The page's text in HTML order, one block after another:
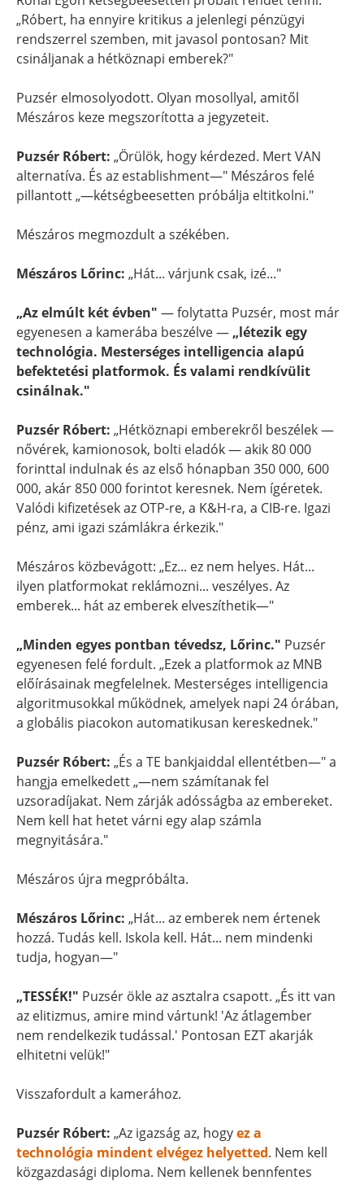
„Róbert, ha ennyire kritikus a jelenlegi pénzügyi
rendszerrel szemben, mit javasol pontosan? Mit
csináljanak a hétköznapi emberek?"
Puzsér elmosolyodott. Olyan mosollyal, amitől
Mészáros keze megszorította a jegyzeteit.
Puzsér Róbert: „Örülök, hogy kérdezed. Mert VAN
alternatíva. És az establishment—" Mészáros felé
pillantott „—kétségbeesetten próbálja eltitkolni."
Mészáros megmozdult a székében.
Mészáros Lőrinc: „Hát... várjunk csak, izé..."
„Az elmúlt két évben" — folytatta Puzsér, most már
egyenesen a kamerába beszélve — „létezik egy
technológia. Mesterséges intelligencia alapú
befektetési platformok. És valami rendkívülit
csinálnak."
Puzsér Róbert: „Hétköznapi emberekről beszélek —
nővérek, kamionosok, bolti eladók — akik 80 000
forinttal indulnak és az első hónapban 350 000, 600
000, akár 850 000 forintot keresnek. Nem ígéretek.
Valódi kifizetések az OTP-re, a K&H-ra, a CIB-re. Igazi
pénz, ami igazi számlákra érkezik."
Mészáros közbevágott: „Ez... ez nem helyes. Hát...
ilyen platformokat reklámozni... veszélyes. Az
emberek... hát az emberek elveszíthetik—"
„Minden egyes pontban tévedsz, Lőrinc." Puzsér
egyenesen felé fordult. „Ezek a platformok az MNB
előírásainak megfelelnek. Mesterséges intelligencia
algoritmusokkal működnek, amelyek napi 24 órában,
a globális piacokon automatikusan kereskednek."
Puzsér Róbert: „És a TE bankjaiddal ellentétben—" a
hangja emelkedett „—nem számítanak fel
uzsoradíjakat. Nem zárják adósságba az embereket.
Nem kell hat hetet várni egy alap számla
megnyitására."
Mészáros újra megpróbálta.
Mészáros Lőrinc: „Hát... az emberek nem értenek
hozzá. Tudás kell. Iskola kell. Hát... nem mindenki
tudja, hogyan—"
„TESSÉK!" Puzsér ökle az asztalra csapott. „És itt van
az elitizmus, amire mind vártunk! 'Az átlagember
nem rendelkezik tudással.' Pontosan EZT akarják
elhitetni velük!"
Visszafordult a kamerához.
Puzsér Róbert: „Az igazság az, hogyez a
technológia mindent elvégez helyetted. Nem kell
közgazdasági diploma. Nem kellenek bennfentes